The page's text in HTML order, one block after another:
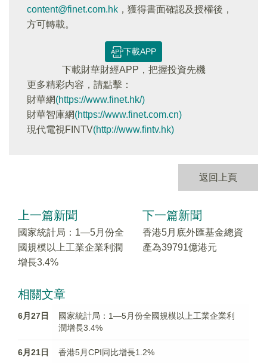
content@finet.com.hk ，獲得書面確認及授權後，
方可轉載。
下載APP
下載財華財經APP，把握投資先機
更多精彩内容，請點擊：
財華網(https://www.finet.hk/)
財華智庫網(https://www.finet.com.cn)
現代電視FINTV(http://www.fintv.hk)
返回上頁
上一篇新聞
國家統計局：1—5月份全
國規模以上工業企業利潤
增長3.4%
下一篇新聞
香港5月底外匯基金總資
產為39791億港元
相關文章
6月27日
國家統計局：1—5月份全國規模以上工業企業利
潤增長3.4%
6月21日 香港5月CPI同比增長1.2%